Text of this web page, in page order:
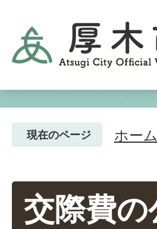
現在のページ ホーム
交際費の